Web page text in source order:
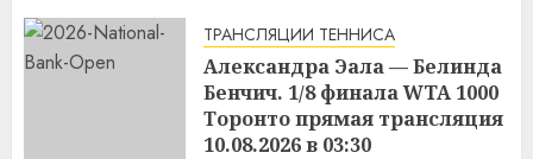
09.08.2026
ТРАНСЛЯЦИИ ТЕННИСА
Александра Эала — Белинда
Бенчич. 1/8 финала WTA 1000
Торонто прямая трансляция
10.08.2026 в 03:30